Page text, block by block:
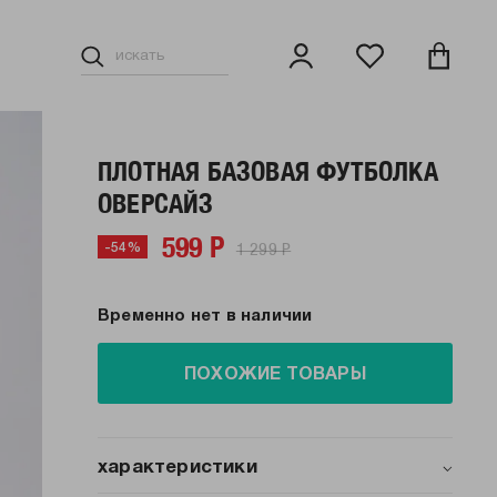
ПЛОТНАЯ БАЗОВАЯ ФУТБОЛКА
ОВЕРСАЙЗ
-54% 599 Р 1 299 Р
Временно нет в наличии
ПОХОЖИЕ ТОВАРЫ
характеристики